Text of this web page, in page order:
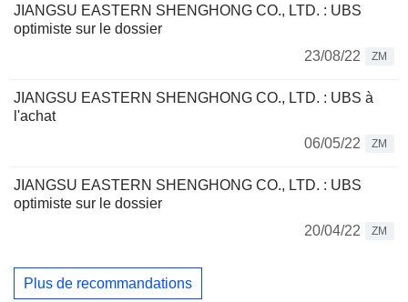
JIANGSU EASTERN SHENGHONG CO., LTD. : UBS
optimiste sur le dossier
23/08/22
ZM
JIANGSU EASTERN SHENGHONG CO., LTD. : UBS à
l'achat
06/05/22
ZM
JIANGSU EASTERN SHENGHONG CO., LTD. : UBS
optimiste sur le dossier
20/04/22
ZM
Plus de recommandations